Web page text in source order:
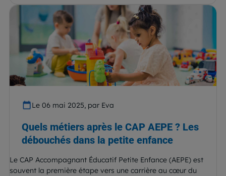
Le 06 mai 2025, par Eva
Quels métiers après le CAP AEPE ? Les
débouchés dans la petite enfance
Le CAP Accompagnant Éducatif Petite Enfance (AEPE) est
souvent la première étape vers une carrière au cœur du